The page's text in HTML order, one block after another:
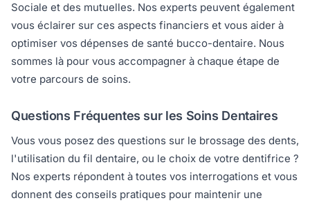
Sociale et des mutuelles. Nos experts peuvent également
vous éclairer sur ces aspects financiers et vous aider à
optimiser vos dépenses de santé bucco-dentaire. Nous
sommes là pour vous accompagner à chaque étape de
votre parcours de soins.
Questions Fréquentes sur les Soins Dentaires
Vous vous posez des questions sur le brossage des dents,
l'utilisation du fil dentaire, ou le choix de votre dentifrice ?
Nos experts répondent à toutes vos interrogations et vous
donnent des conseils pratiques pour maintenir une